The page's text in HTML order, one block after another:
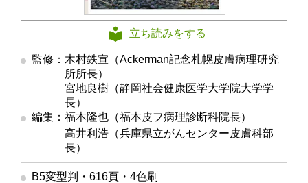
立ち読みをする
監修：木村鉄宣（Ackerman記念札幌皮膚病理研究
所所長）
宮地良樹（静岡社会健康医学大学院大学学
長）
編集：福本隆也（福本皮フ病理診断科院長）
高井利浩（兵庫県立がんセンター皮膚科部
長）
B5変型判・616頁・4色刷